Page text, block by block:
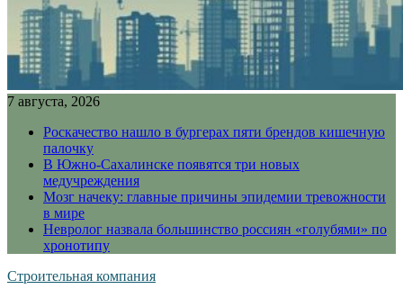
7 августа, 2026
Роскачество нашло в бургерах пяти брендов кишечную
палочку
В Южно-Сахалинске появятся три новых
медучреждения
Мозг начеку: главные причины эпидемии тревожности
в мире
Невролог назвала большинство россиян «голубями» по
хронотипу
Строительная компания